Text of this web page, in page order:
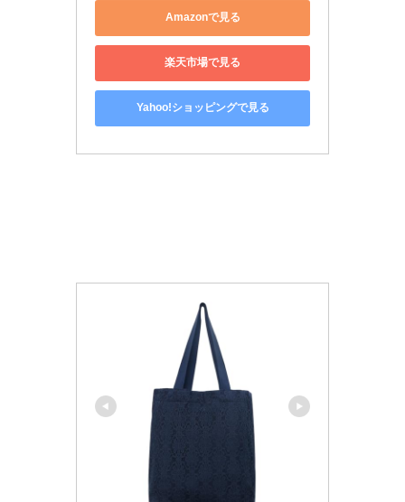
Amazonで見る
楽天市場で見る
Yahoo!ショッピングで見る